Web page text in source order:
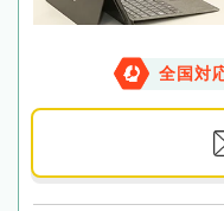
全国対